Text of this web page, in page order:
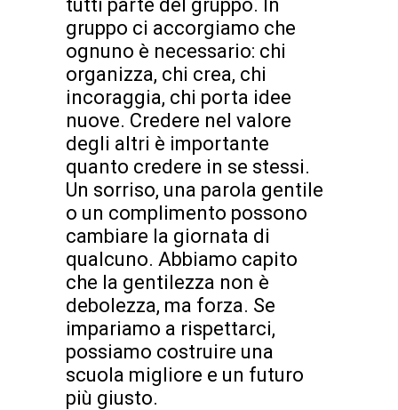
tutti parte del gruppo. In
gruppo ci accorgiamo che
ognuno è necessario: chi
organizza, chi crea, chi
incoraggia, chi porta idee
nuove. Credere nel valore
degli altri è importante
quanto credere in se stessi.
Un sorriso, una parola gentile
o un complimento possono
cambiare la giornata di
qualcuno. Abbiamo capito
che la gentilezza non è
debolezza, ma forza. Se
impariamo a rispettarci,
possiamo costruire una
scuola migliore e un futuro
più giusto.